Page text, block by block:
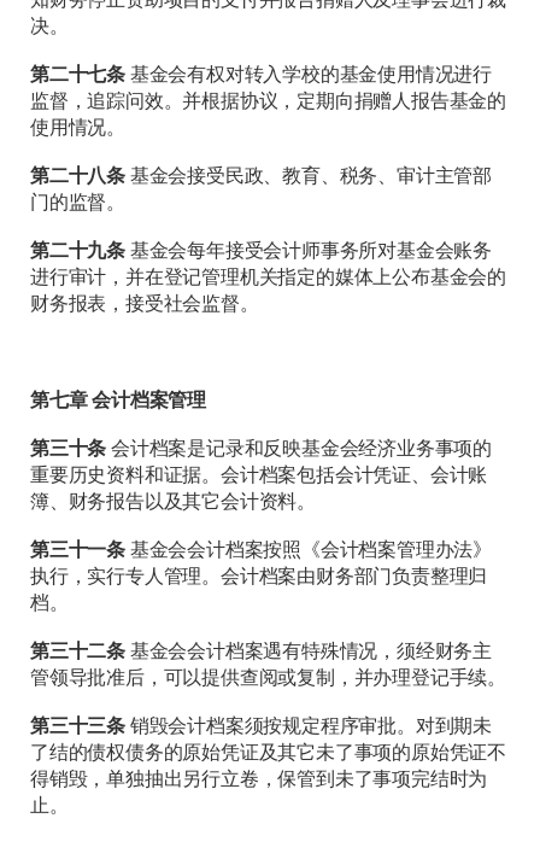
决。
第二十七条 基金会有权对转入学校的基金使用情况进行
监督，追踪问效。并根据协议，定期向捐赠人报告基金的
使用情况。
第二十八条 基金会接受民政、教育、税务、审计主管部
门的监督。
第二十九条 基金会每年接受会计师事务所对基金会账务
进行审计，并在登记管理机关指定的媒体上公布基金会的
财务报表，接受社会监督。
第七章 会计档案管理
第三十条 会计档案是记录和反映基金会经济业务事项的
重要历史资料和证据。会计档案包括会计凭证、会计账
簿、财务报告以及其它会计资料。
第三十一条 基金会会计档案按照《会计档案管理办法》
执行，实行专人管理。会计档案由财务部门负责整理归
档。
第三十二条 基金会会计档案遇有特殊情况，须经财务主
管领导批准后，可以提供查阅或复制，并办理登记手续。
第三十三条 销毁会计档案须按规定程序审批。对到期未
了结的债权债务的原始凭证及其它未了事项的原始凭证不
得销毁，单独抽出另行立卷，保管到未了事项完结时为
止。